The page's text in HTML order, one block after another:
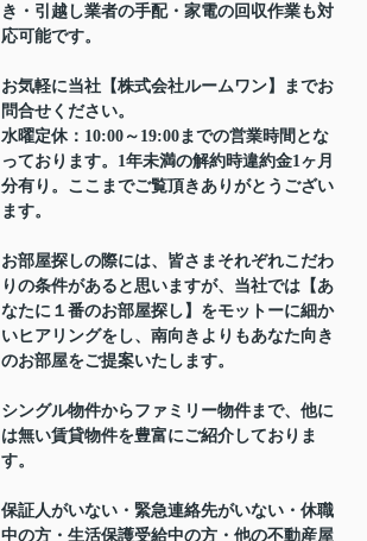
き・引越し業者の手配・家電の回収作業も対
応可能です。
お気軽に当社【株式会社ルームワン】までお
問合せください。
水曜定休：10:00～19:00までの営業時間とな
っております。1年未満の解約時違約金1ヶ月
分有り。ここまでご覧頂きありがとうござい
ます。
お部屋探しの際には、皆さまそれぞれこだわ
りの条件があると思いますが、当社では【あ
なたに１番のお部屋探し】をモットーに細か
いヒアリングをし、南向きよりもあなた向き
のお部屋をご提案いたします。
シングル物件からファミリー物件まで、他に
は無い賃貸物件を豊富にご紹介しておりま
す。
保証人がいない・緊急連絡先がいない・休職
中の方・生活保護受給中の方・他の不動産屋